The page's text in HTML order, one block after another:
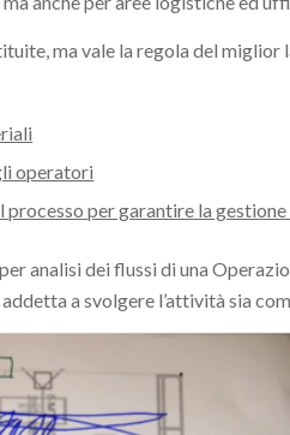
ma vale la regola del miglior
operatori
per garantire la
analisi dei flussi di una
a svolgere l’attività sia